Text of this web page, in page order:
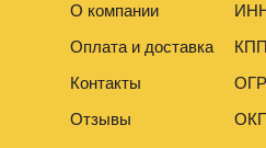
О компании
Оплата и доставка
Контакты
Отзывы